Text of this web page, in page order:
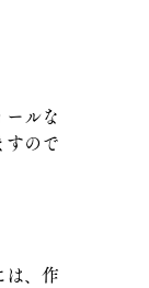
ールな
すので
は、作